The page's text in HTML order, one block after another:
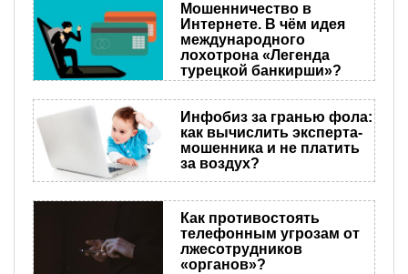
Мошенничество в
Интернете. В чём идея
международного
лохотрона «Легенда
турецкой банкирши»?
Инфобиз за гранью фола:
как вычислить эксперта-
мошенника и не платить
за воздух?
Как противостоять
телефонным угрозам от
лжесотрудников
«органов»?